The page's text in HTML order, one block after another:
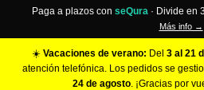
Paga a plazos con seQura · Divide en
Más info →
☀️ Vacaciones de verano: Del 3 al 21
atención telefónica. Los pedidos se
24 de agosto. ¡Gracias por